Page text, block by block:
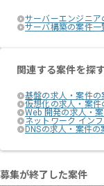
サーバーエンジニア
サーバ構築の案件一
関連する案件を探す
基盤の求人・案件の
仮想化の求人・案件
Web 開発の求人・
ネットワーク イン
DNSの求人・案件の
募集が終了した案件